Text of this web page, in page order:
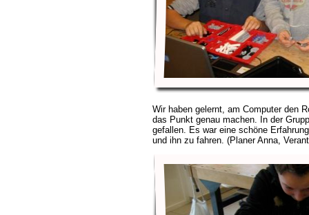
Wir haben gelernt, am Computer den
das Punkt genau machen. In der
gefallen. Es war eine schöne
und ihn zu fahren. (Planer Anna,